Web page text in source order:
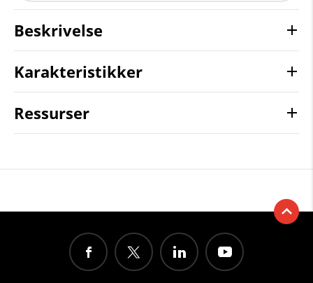
Beskrivelse
Karakteristikker
Ressurser